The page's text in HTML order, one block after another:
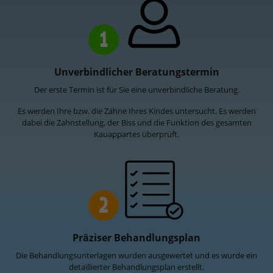
1
Unverbindlicher Beratungstermin
Der erste Termin ist für Sie eine unverbindliche Beratung.
Es werden Ihre bzw. die Zähne Ihres Kindes untersucht. Es werden
dabei die Zahnstellung, der Biss und die Funktion des gesamten
Kauappartes überprüft.
2
Präziser Behandlungsplan
Die Behandlungsunterlagen wurden ausgewertet und es wurde ein
detaillierter Behandlungsplan erstellt.